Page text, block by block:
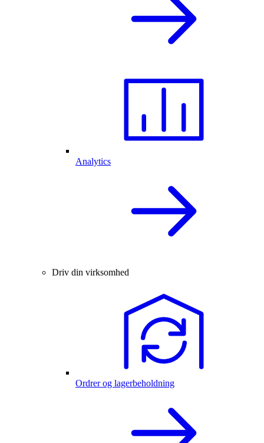
Analytics
Driv din virksomhed
Ordrer og lagerbeholdning